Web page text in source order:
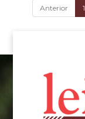
Anterior 1